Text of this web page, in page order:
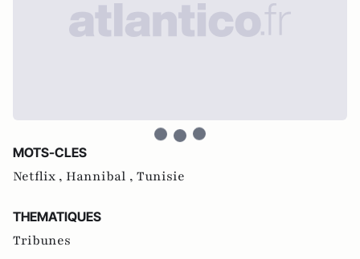
MOTS-CLES
Netflix , Hannibal , Tunisie
THEMATIQUES
Tribunes